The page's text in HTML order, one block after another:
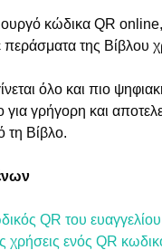
κώδικα QR
της Βίβλου
όλο και πιο
για γρήγορη και
Βίβλο.
QR του
χρήσεις ενός QR